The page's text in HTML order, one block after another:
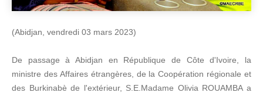
(Abidjan, vendredi 03 mars 2023)
De passage à Abidjan en République de Côte d'Ivoire, la
ministre des Affaires étrangères, de la Coopération régionale et
des Burkinabè de l'extérieur, S.E.Madame Olivia ROUAMBA a